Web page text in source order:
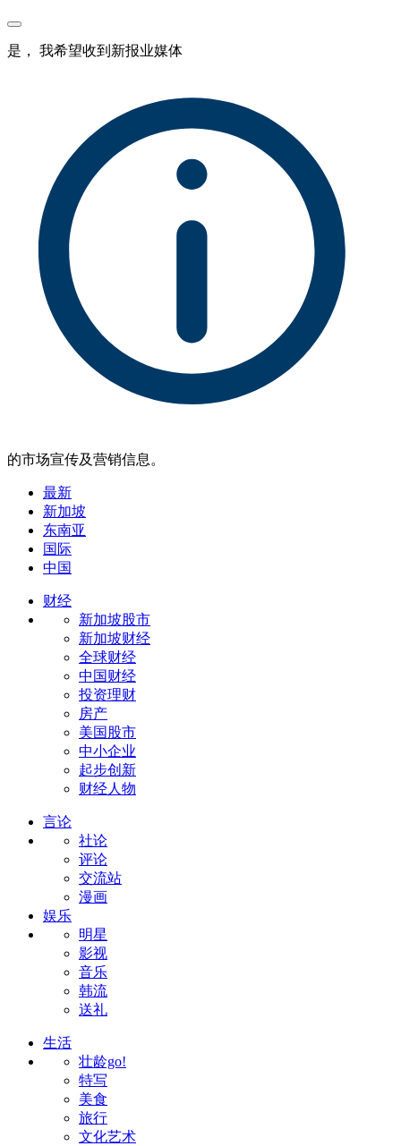
是， 我希望收到新报业媒体
的市场宣传及营销信息。
最新
新加坡
东南亚
国际
中国
财经
新加坡股市
新加坡财经
全球财经
中国财经
投资理财
房产
美国股市
中小企业
起步创新
财经人物
言论
社论
评论
交流站
漫画
娱乐
明星
影视
音乐
韩流
送礼
生活
壮龄go!
特写
美食
旅行
文化艺术